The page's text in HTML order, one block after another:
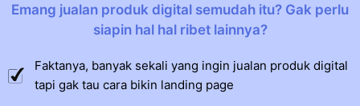
Emang jualan produk digital semudah itu? Gak perlu
siapin hal hal ribet lainnya?
Faktanya, banyak sekali yang ingin jualan produk digital
tapi gak tau cara bikin landing page